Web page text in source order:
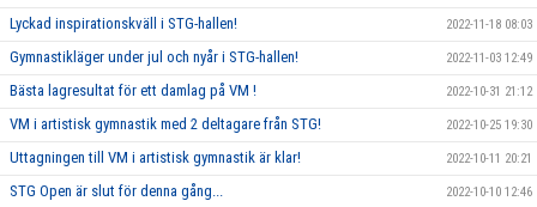
Lyckad inspirationskväll i STG-hallen! 2022-11-18 08:03
Gymnastikläger under jul och nyår i STG-hallen! 2022-11-03 12:49
Bästa lagresultat för ett damlag på VM ! 2022-10-31 21:12
VM i artistisk gymnastik med 2 deltagare från STG! 2022-10-25 19:30
Uttagningen till VM i artistisk gymnastik är klar! 2022-10-11 20:21
STG Open är slut för denna gång... 2022-10-10 12:46